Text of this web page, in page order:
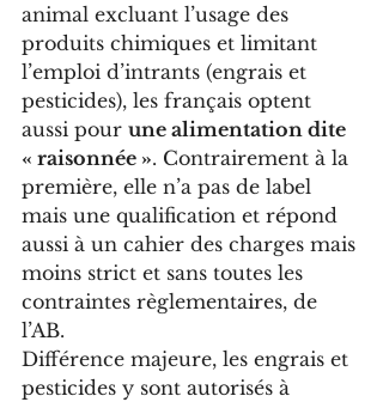
animal excluant l’usage des
produits chimiques et limitant
l’emploi d’intrants (engrais et
pesticides), les français optent
aussi pour une alimentation dite
« raisonnée ». Contrairement à la
première, elle n’a pas de label
mais une qualification et répond
aussi à un cahier des charges mais
moins strict et sans toutes les
contraintes règlementaires, de
l’AB.
Différence majeure, les engrais et
pesticides y sont autorisés à